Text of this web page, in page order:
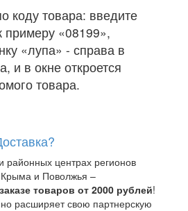
коду товара: введите
примеру «08199»,
«лупа» - справа в
и в окне откроется
товара.
районных центрах регионов
Крыма и Поволжья –
товаров от 2000 рублей!
расширяет свою партнерскую